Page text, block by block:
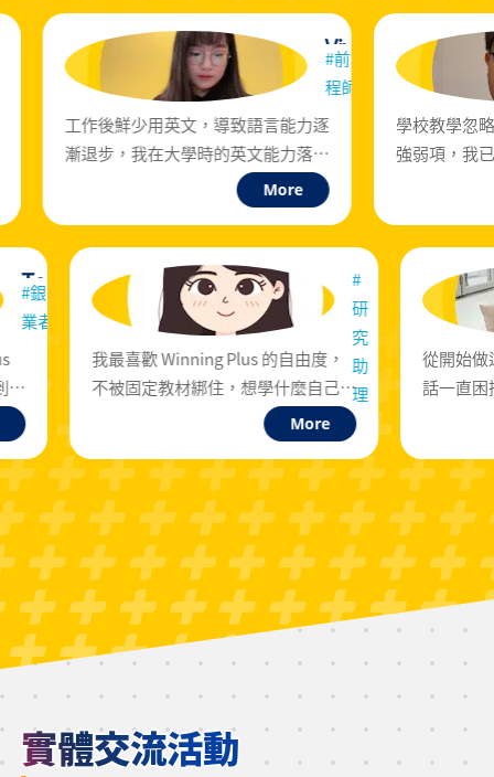
Cindy
#大學生
文課，期待每次上課，我會
Winning Plus 上課，是因為
口說提升起來。
工作後鮮少用英文，導致語
漸退步，我在大學時的英文
多益 900 分，說真的不是特
英語能力，但我還是可以靠
工作
瑩
助
理
Plus 的自由度，
想學什麼自己
、能深入對話的
真的差很多。
李
昱
蓉
#
救
生
員
從開始做這份工作以來，和外國人對
話一直困擾著我，Winning+ 的日常
英文會話課程內容貼近生活，內容實
用能夠符合我的需求
實體交流活動